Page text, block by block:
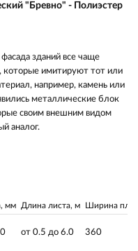
"Бревно" - Полиэстер
зданий все чаще
которые имитируют тот или
например, камень или
металлические блок
своим внешним видом
аналог.
мм Длина листа, м Ширина
от 0.5 до 6.0 360